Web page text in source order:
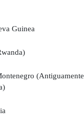
Guinea
(Antiguamente